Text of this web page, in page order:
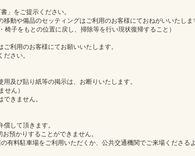
」をご提示ください。
動や備品のセッティングはご利用のお客様にておねがいいたしま
子をもとの位置に戻し、掃除等を行い現状復帰すること）
利用のお客様にてお願いいたします。
さい。
及び貼り紙等の掲示は、お断りいたします。
ん）
きません。
して頂きます。
預かりすることができません。
有料駐車場をご利用いただくか、公共交通機関でご来場くださる